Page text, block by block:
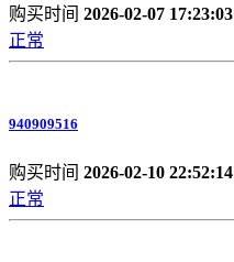
购买时间 2026-02-07 17:23:03
正常
940909516
购买时间 2026-02-10 22:52:14
正常